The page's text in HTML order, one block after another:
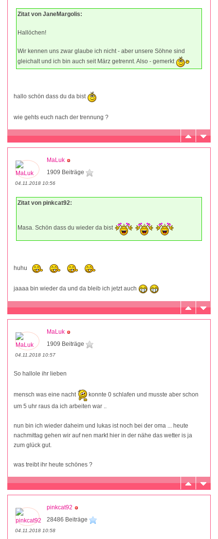
Zitat von JaneMargolis:
Hallöchen!
Wir kennen uns zwar glaube ich nicht - aber unsere Söhne sind
gleichalt und ich bin auch seit März getrennt. Also - gemerkt
hallo schön dass du da bist
wie gehts euch nach der trennung ?
MaLuk
1909 Beiträge
04.11.2018 10:56
Zitat von pinkcat92:
Masa. Schön dass du wieder da bist
huhu
jaaaa bin wieder da und da bleib ich jetzt auch
MaLuk
1909 Beiträge
04.11.2018 10:57
So hallole ihr lieben
mensch was eine nacht
konnte 0 schlafen und musste aber schon
um 5 uhr raus da ich arbeiten war ..
nun bin ich wieder daheim und lukas ist noch bei der oma ... heute
nachmittag gehen wir auf nen markt hier in der nähe das wetter is ja
zum glück gut.
was treibt ihr heute schönes ?
pinkcat92
28486 Beiträge
04.11.2018 10:58